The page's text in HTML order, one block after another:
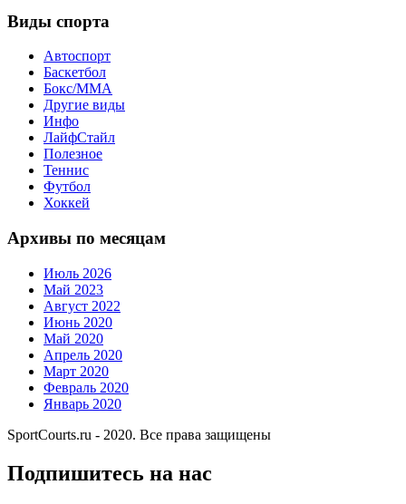
Виды спорта
Автоспорт
Баскетбол
Бокс/MMA
Другие виды
Инфо
ЛайфСтайл
Полезное
Теннис
Футбол
Хоккей
Архивы по месяцам
Июль 2026
Май 2023
Август 2022
Июнь 2020
Май 2020
Апрель 2020
Март 2020
Февраль 2020
Январь 2020
SportCourts.ru - 2020. Все права защищены
Подпишитесь на нас